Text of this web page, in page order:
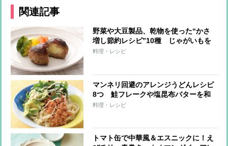
関連記事
野菜や大豆製品、乾物を使った“かさ
増し節約レシピ”10種 じゃがいもを
使ったハンバーグ、キャベツの代わり
料理・レシピ
マンネリ回避のアレンジうどんレシピ
8つ 鮭フレークや塩昆布バターを和
えるだけ、ミートソースなどレトルト
料理・レシピ
トマト缶で中華風＆エスニックに！え